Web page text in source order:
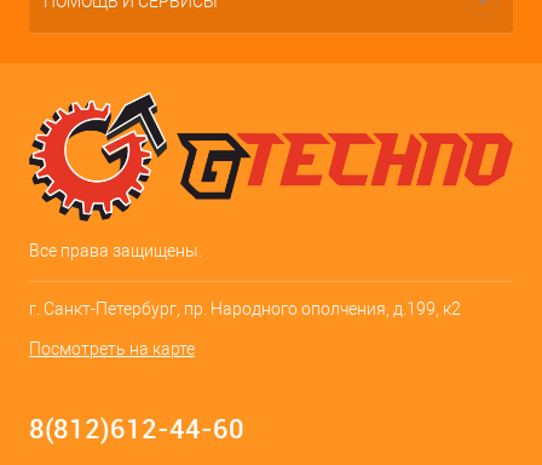
Все права защищены.
г. Санкт-Петербург, пр. Народного ополчения, д.199, к2
Посмотреть на карте
8(812)612-44-60